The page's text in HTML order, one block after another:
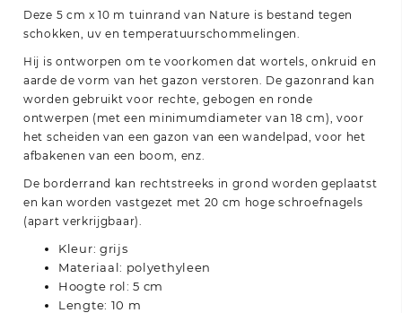
Deze 5 cm x 10 m tuinrand van Nature is bestand tegen
schokken, uv en temperatuurschommelingen.
Hij is ontworpen om te voorkomen dat wortels, onkruid en
aarde de vorm van het gazon verstoren. De gazonrand kan
worden gebruikt voor rechte, gebogen en ronde
ontwerpen (met een minimumdiameter van 18 cm), voor
het scheiden van een gazon van een wandelpad, voor het
afbakenen van een boom, enz.
De borderrand kan rechtstreeks in grond worden geplaatst
en kan worden vastgezet met 20 cm hoge schroefnagels
(apart verkrijgbaar).
Kleur: grijs
Materiaal: polyethyleen
Hoogte rol: 5 cm
Lengte: 10 m